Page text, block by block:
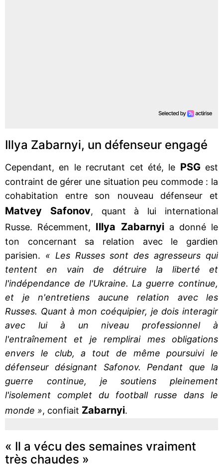
Illya Zabarnyi, un défenseur engagé
Cependant, en le recrutant cet été, le PSG est
contraint de gérer une situation peu commode : la
cohabitation entre son nouveau défenseur et
Matvey Safonov, quant à lui international
Russe. Récemment, Illya Zabarnyia donné le
ton concernant sa relation avec le gardien
parisien. « Les Russes sont des agresseurs qui
tentent en vain de détruire la liberté et
l'indépendance de l'Ukraine. La guerre continue,
et je n'entretiens aucune relation avec les
Russes. Quant à mon coéquipier, je dois interagir
avec lui à un niveau professionnel à
l'entraînement et je remplirai mes obligations
envers le club, a tout de même poursuivi le
défenseur désignant Safonov. Pendant que la
guerre continue, je soutiens pleinement
l'isolement complet du football russe dans le
monde », confiait Zabarnyi.
« Il a vécu des semaines vraiment
très chaudes »